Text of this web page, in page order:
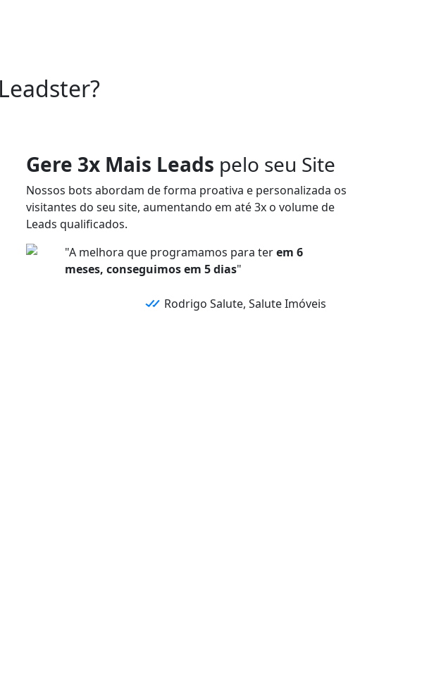
Gere 3x Mais Leads pelo seu Site
Nossos bots abordam de forma proativa e personalizada os
visitantes do seu site, aumentando em até 3x o volume de
Leads qualificados.
"A melhora que programamos para terem 6
meses, conseguimos em 5 dias"
Rodrigo Salute, Salute Imóveis